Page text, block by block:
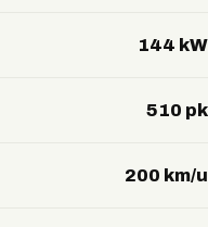
144 kW
510 pk
200 km/u